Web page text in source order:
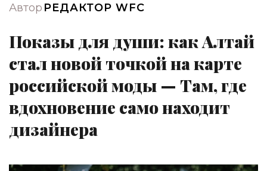
Автор РЕДАКТОР WFC
Показы для души: как Алтай
стал новой точкой на карте
российской моды — Там, где
вдохновение само находит
дизайнера